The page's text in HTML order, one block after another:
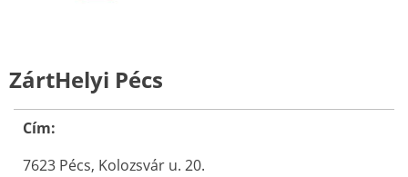
ZártHelyi Pécs
Cím:
7623 Pécs, Kolozsvár u. 20.